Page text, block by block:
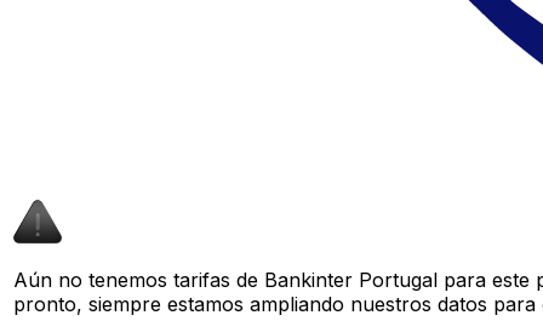
Aún no tenemos tarifas de Bankinter Portugal para
pronto, siempre estamos ampliando nuestros datos